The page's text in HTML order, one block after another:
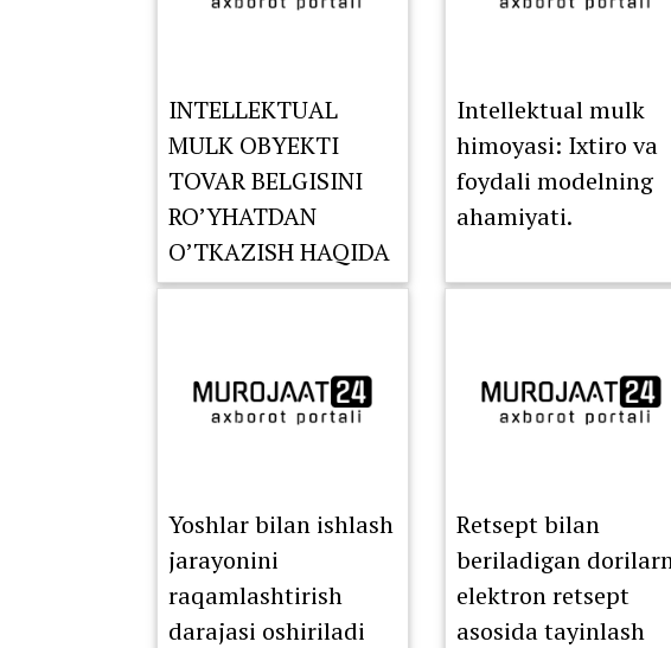
INTELLEKTUAL
MULK OBYEKTI
TOVAR BELGISINI
RO’YHATDAN
O’TKAZISH HAQIDA
XABARDORMISIZ?
Intellektual mulk
himoyasi: Ixtiro va
foydali modelning
ahamiyati.
Yoshlar bilan ishlash
jarayonini
raqamlashtirish
darajasi oshiriladi
Retsept bilan
beriladigan
elektron retsept
asosida tayinlash